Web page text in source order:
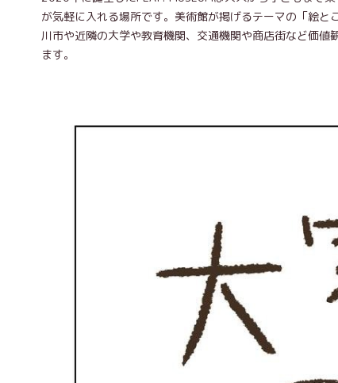
が気軽に入れる場所です。美術館が掲げるテーマの「絵
川市や近隣の大学や教育機関、交通機関や商店街など価
ます。